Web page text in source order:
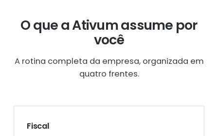
O que a Ativum assume por
você
A rotina completa da empresa, organizada em
quatro frentes.
Fiscal